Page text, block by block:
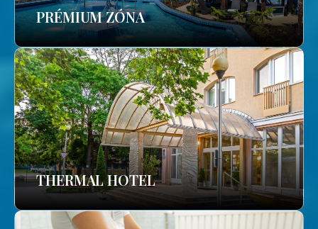
PRÉMIUM ZÓNA
THERMAL HOTEL